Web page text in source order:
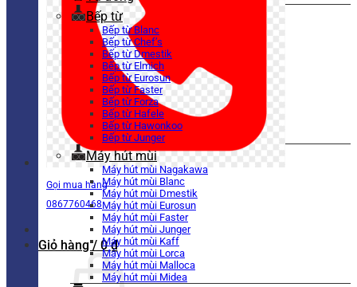
Gọi mua hàng
0867760468
Giỏ hàng / 0₫
Bếp từ
Bếp từ Blanc
Bếp từ Chef’s
Bếp từ Dmestik
Bếp từ Elmich
Bếp từ Eurosun
Bếp từ Faster
Bếp từ Forza
Bếp từ Hafele
Bếp từ Hawonkoo
Bếp từ Junger
Máy hút mùi
Máy hút mùi Nagakawa
Máy hút mùi Blanc
Máy hút mùi Dmestik
Máy hút mùi Eurosun
Máy hút mùi Faster
Máy hút mùi Junger
Máy hút mùi Kaff
Máy hút mùi Lorca
Máy hút mùi Malloca
Máy hút mùi Midea